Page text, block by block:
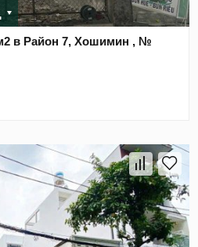
в Район 7, Хошимин , №